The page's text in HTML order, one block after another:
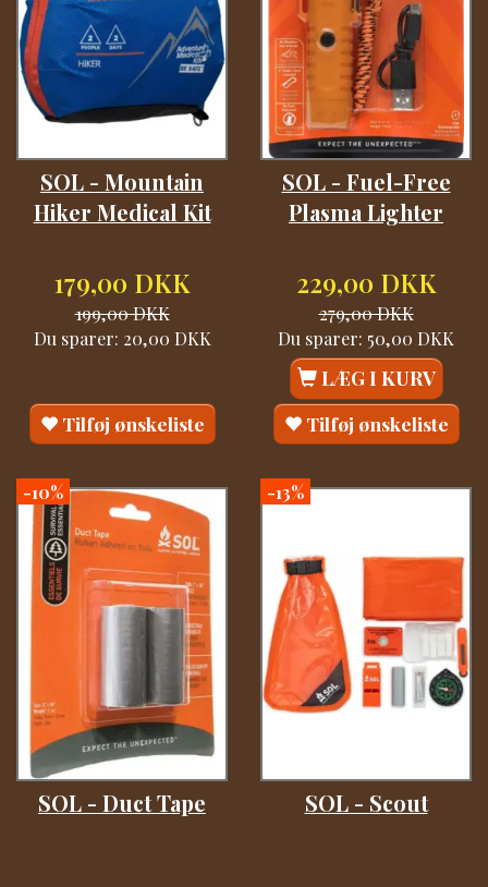
SOL - Mountain
Hiker Medical Kit
179,00 DKK
199,00 DKK
Du sparer: 20,00 DKK
Tilføj ønskeliste
SOL - Fuel-Free
Plasma Lighter
229,00 DKK
279,00 DKK
Du sparer: 50,00 DKK
LÆG I KURV
Tilføj ønskeliste
-10%
SOL - Duct Tape
-13%
SOL - Scout